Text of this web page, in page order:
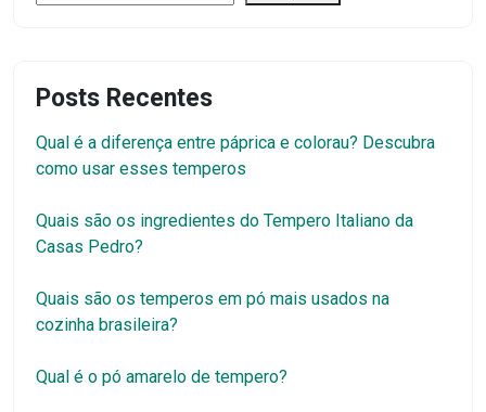
Posts Recentes
Qual é a diferença entre páprica e colorau? Descubra
como usar esses temperos
Quais são os ingredientes do Tempero Italiano da
Casas Pedro?
Quais são os temperos em pó mais usados na
cozinha brasileira?
Qual é o pó amarelo de tempero?